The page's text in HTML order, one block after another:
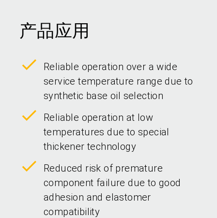
产品应用
Reliable operation over a wide
service temperature range due to
synthetic base oil selection
Reliable operation at low
temperatures due to special
thickener technology
Reduced risk of premature
component failure due to good
adhesion and elastomer
compatibility